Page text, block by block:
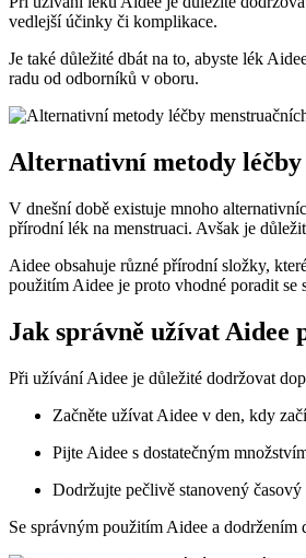
vedlejší účinky či komplikace.
Je také důležité dbát na to, abyste lék
radu od odborníků v oboru.
Alternativní metody
V dnešní době existuje mnoho
přírodní lék na menstruaci. Avšak je
Aidee obsahuje různé přírodní složky,
použitím Aidee je proto vhodné poradit se
Jak správně užívat Aidee
Při užívání Aidee je důležité dodržovat
Začněte užívat Aidee v den, kdy
Pijte Aidee s dostatečným
Dodržujte pečlivě stanovený
Se správným použitím Aidee a